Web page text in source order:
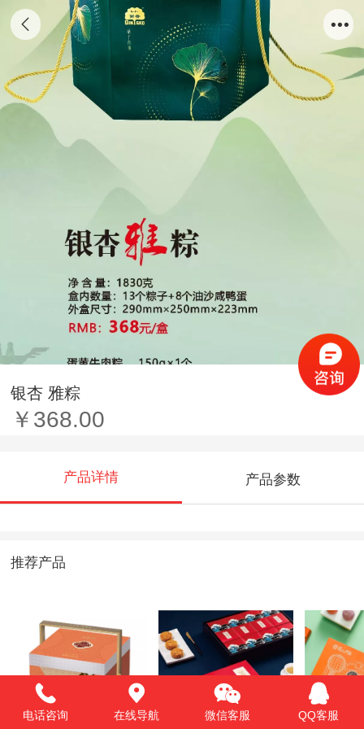
银杏 雅粽
￥368.00
产品详情 产品参数
推荐产品
锦月臻礼 有戏儿 匠心喜
电话咨询 在线导航 微信客服 QQ客服